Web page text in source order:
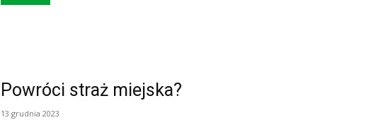
Powróci straż miejska?
13 grudnia 2023